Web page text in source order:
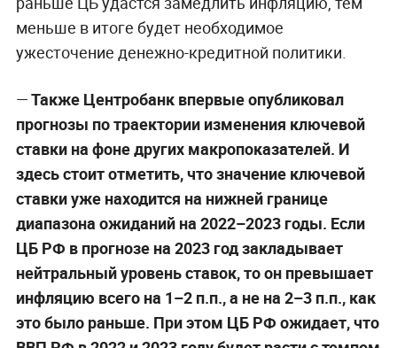
меньше в итоге будет необходимое
ужесточение денежно-кредитной политики.
—Также Центробанк впервые опубликовал
прогнозы по траектории изменения ключевой
ставки на фоне других макропоказателей. И
здесь стоит отметить, что значение ключевой
ставки уже находится на нижней границе
диапазона ожиданий на 2022–2023 годы. Если
ЦБ РФ в прогнозе на 2023 год закладывает
нейтральный уровень ставок, то он превышает
инфляцию всего на 1–2 п.п., а не на 2–3 п.п., как
это было раньше. При этом ЦБ РФ ожидает, что